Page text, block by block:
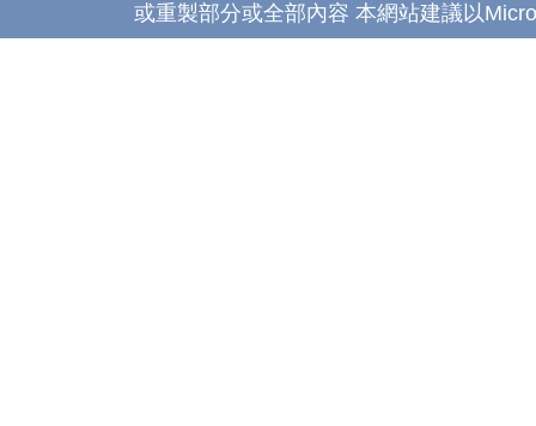
或重製部分或全部內容 本網站建議以